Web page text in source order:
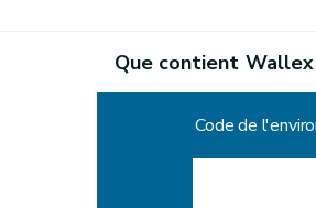
Que contient Wallex
Code de